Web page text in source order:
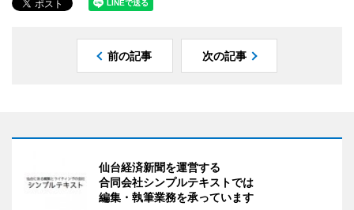
前の記事 次の記事
仙台経済新聞を運営する
合同会社シンプルテキストでは
編集・執筆業務を承っています